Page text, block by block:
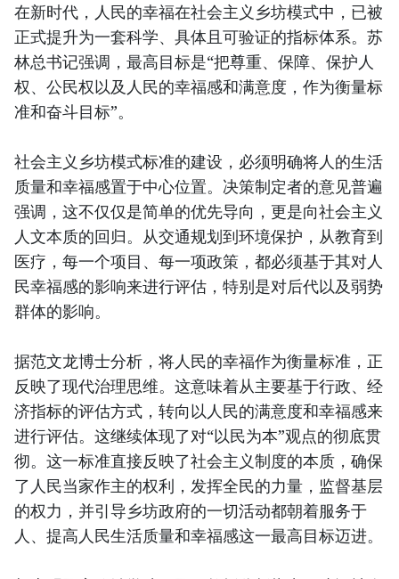
在新时代，人民的幸福在社会主义乡坊模式中，已被
正式提升为一套科学、具体且可验证的指标体系。苏
林总书记强调，最高目标是“把尊重、保障、保护人
权、公民权以及人民的幸福感和满意度，作为衡量标
准和奋斗目标”。
社会主义乡坊模式标准的建设，必须明确将人的生活
质量和幸福感置于中心位置。决策制定者的意见普遍
强调，这不仅仅是简单的优先导向，更是向社会主义
人文本质的回归。从交通规划到环境保护，从教育到
医疗，每一个项目、每一项政策，都必须基于其对人
民幸福感的影响来进行评估，特别是对后代以及弱势
群体的影响。
据范文龙博士分析，将人民的幸福作为衡量标准，正
反映了现代治理思维。这意味着从主要基于行政、经
济指标的评估方式，转向以人民的满意度和幸福感来
进行评估。这继续体现了对“以民为本”观点的彻底贯
彻。这一标准直接反映了社会主义制度的本质，确保
了人民当家作主的权利，发挥全民的力量，监督基层
的权力，并引导乡坊政府的一切活动都朝着服务于
人、提高人民生活质量和幸福感这一最高目标迈进。